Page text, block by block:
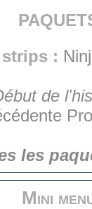
:
de
les
Mini